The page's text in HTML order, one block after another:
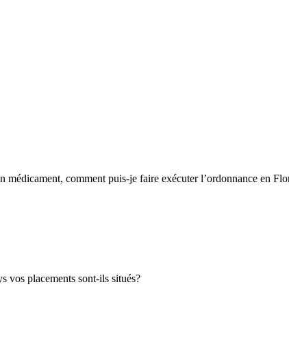
comment puis-je faire exécuter l’ordonnance en
vos placements sont-ils situés?